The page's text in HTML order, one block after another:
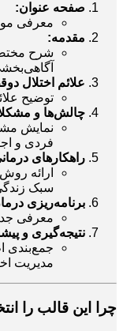
صفحه عنوان:
معرفی
مقدمه:
شرح
علائم اختلال
توضیح
چالش‌ها و
نمایش
فردی و
راهکارهای
ارائه
سبک
برنامه‌ریزی
معرفی
نتیجه‌گیری و
جمع‌بندی
مدیریت
چرا این قالب را